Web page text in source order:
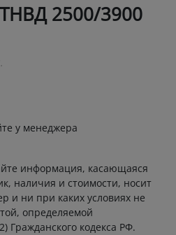
2500/3900
у менеджера
информация, касающаяся
наличия и стоимости, носит
и ни при каких условиях не
определяемой
Гражданского кодекса РФ.